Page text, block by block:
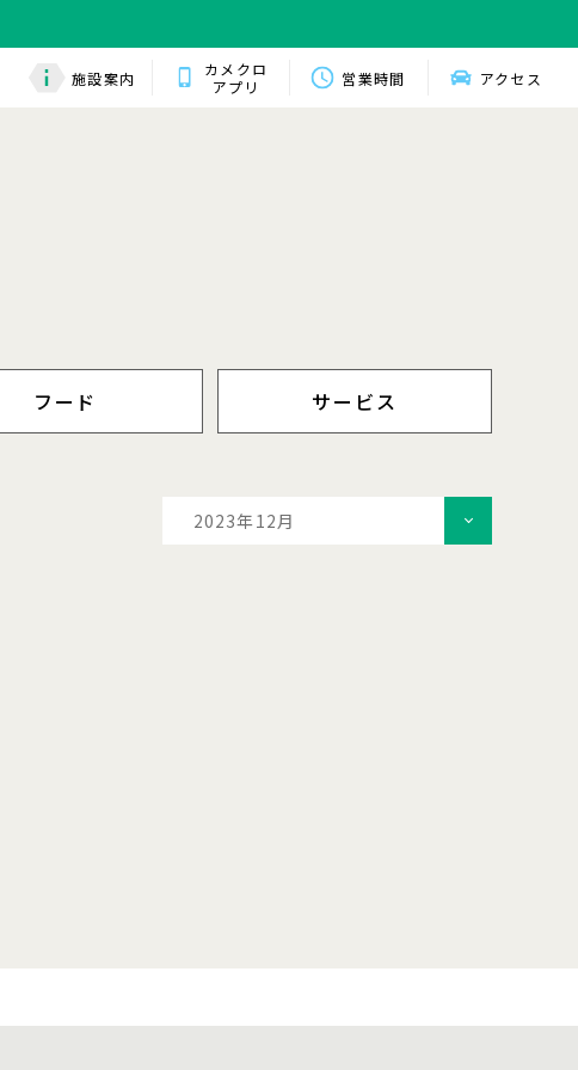
施設案内
カメクロ
アプリ
営業時間 アクセス
フード サービス
2023年12月